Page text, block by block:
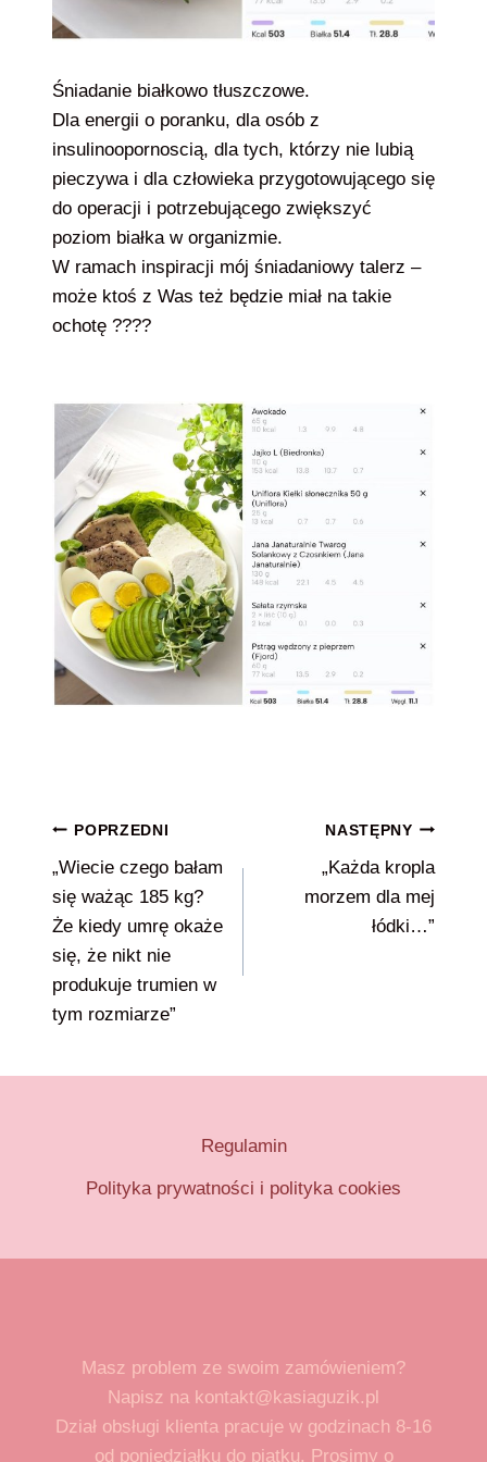
Śniadanie białkowo tłuszczowe.
Dla energii o poranku, dla osób z
insulinoopornoscią, dla tych, którzy nie lubią
pieczywa i dla człowieka przygotowującego się
do operacji i potrzebującego zwiększyć
poziom białka w organizmie.
W ramach inspiracji mój śniadaniowy talerz –
może ktoś z Was też będzie miał na takie
ochotę ????
Nawigacja
wpisu
POPRZEDNI
„Wiecie czego bałam
się ważąc 185 kg?
Że kiedy umrę okaże
się, że nikt nie
produkuje trumien w
tym rozmiarze”
NASTĘPNY
„Każda kropla
morzem dla mej
łódki…”
Regulamin
Polityka prywatności i polityka cookies
Masz problem ze swoim zamówieniem?
Napisz na kontakt@kasiaguzik.pl
Dział obsługi klienta pracuje w godzinach 8-16
od poniedziałku do piątku. Prosimy o